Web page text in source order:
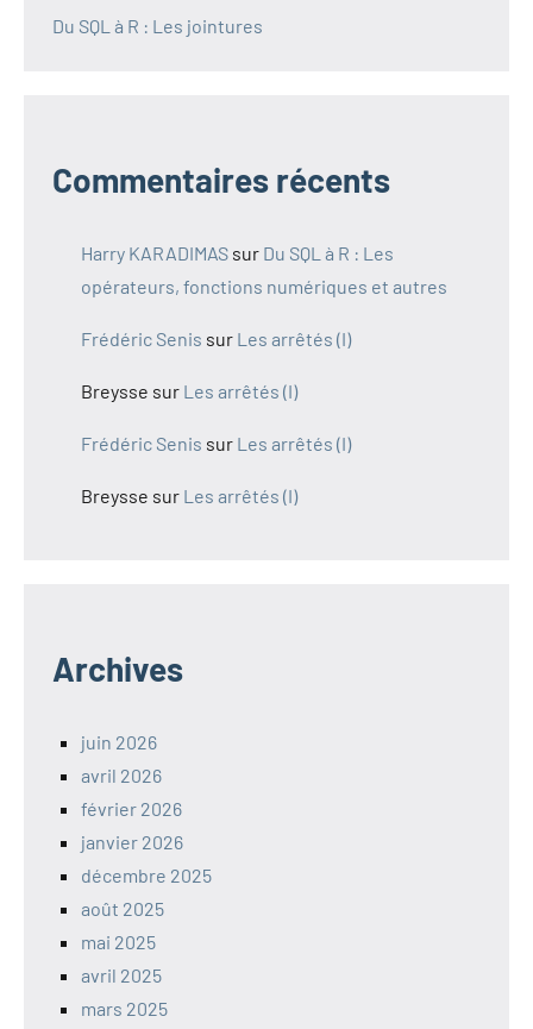
Du SQL à R : Les jointures
Commentaires récents
Harry KARADIMAS sur Du SQL à R : Les
opérateurs, fonctions numériques et autres
Frédéric Senis sur Les arrêtés (I)
Breysse sur Les arrêtés (I)
Frédéric Senis sur Les arrêtés (I)
Breysse sur Les arrêtés (I)
Archives
juin 2026
avril 2026
février 2026
janvier 2026
décembre 2025
août 2025
mai 2025
avril 2025
mars 2025